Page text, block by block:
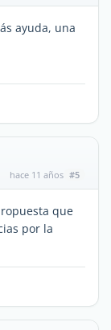
ayuda, una
hace 11 años #5
que
por la